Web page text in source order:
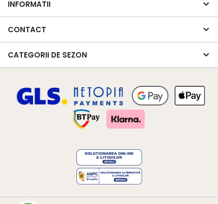
INFORMATII
CONTACT
CATEGORII DE SEZON